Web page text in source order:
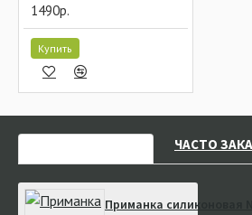
1490р.
Купить
ЧАСТО
Приманка силиконовая